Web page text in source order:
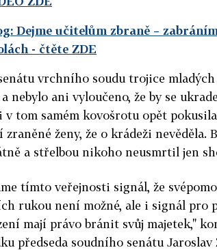
Dejme učitelům zbraně –
- čtěte ZDE
vrchního soudu trojice
nebylo ani vyloučeno, že by se
v tom samém kovošrotu opět
ženy, že o krádeži nevěděla.
a střelbou nikoho neusmrtil jen
tímto veřejnosti signál, že
rukou není možné, ale i signál pro
mají právo bránit svůj majetek,"
předseda soudního senátu Jaroslav